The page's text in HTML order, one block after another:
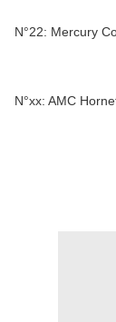
N°22: Mercury
N°xx: AMC